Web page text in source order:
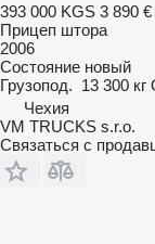
393 000 KGS 3 890 €
Прицеп штора
2006
Состояние новый
Грузопод. 13 300 кг
Чехия
VM TRUCKS s.r.o.
Связаться с